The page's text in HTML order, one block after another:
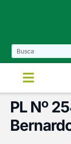
PL Nº